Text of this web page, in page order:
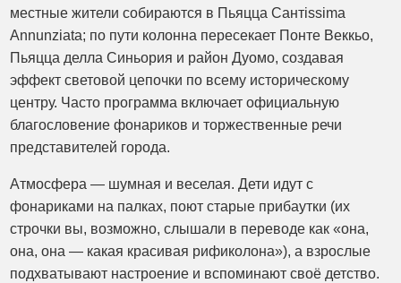
местные жители собираются в Пьяцца Сантissima
Annunziata; по пути колонна пересекает Понте Веккьо,
Пьяцца делла Синьория и район Дуомо, создавая
эффект световой цепочки по всему историческому
центру. Часто программа включает официальную
благословение фонариков и торжественные речи
представителей города.
Атмосфера — шумная и веселая. Дети идут с
фонариками на палках, поют старые прибаутки (их
строчки вы, возможно, слышали в переводе как «она,
она, она — какая красивая рификолона»), а взрослые
подхватывают настроение и вспоминают своё детство.